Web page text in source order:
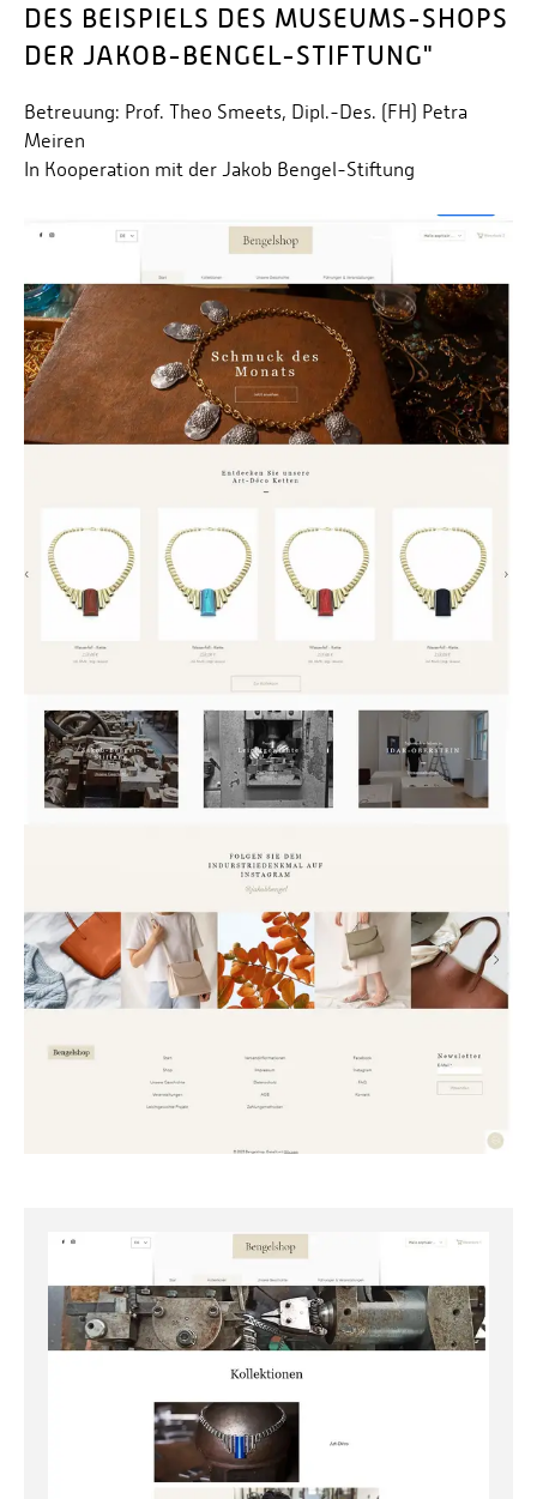
DES BEISPIELS DES MUSEUMS-SHOPS
DER JAKOB-BENGEL-STIFTUNG"
Betreuung: Prof. Theo Smeets, Dipl.-Des. (FH) Petra
Meiren
In Kooperation mit der Jakob Bengel-Stiftung